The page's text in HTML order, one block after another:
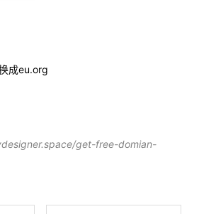
成eu.org
get-free-domian-